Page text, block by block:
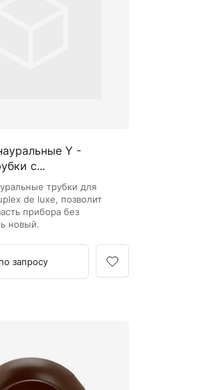
Y -
с...
трубки для
de luxe, позволит
прибора без
новый.
запросу